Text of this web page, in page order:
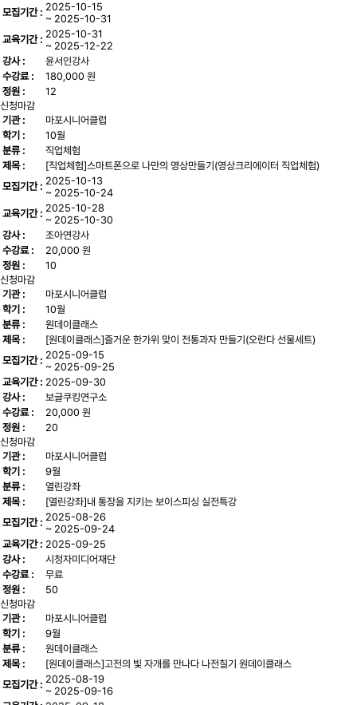
모집기간 : 2025-10-15
~ 2025-10-31
교육기간 : 2025-10-31
~ 2025-12-22
강사 :
윤서인강사
수강료 :
180,000 원
정원 :
12
신청마감
기관 :
마포시니어클럽
학기 :
10월
분류 :
직업체험
제목 :
[직업체험]스마트폰으로 나만의 영상만들기(영상크리에이터 직업체험)
모집기간 : 2025-10-13
~ 2025-10-24
교육기간 : 2025-10-28
~ 2025-10-30
강사 :
조아연강사
수강료 :
20,000 원
정원 :
10
신청마감
기관 :
마포시니어클럽
학기 :
10월
분류 :
원데이클래스
제목 :
[원데이클래스]즐거운 한가위 맞이 전통과자 만들기(오란다 선물세트)
모집기간 : 2025-09-15
~ 2025-09-25
교육기간 : 2025-09-30
강사 :
보글쿠킹연구소
수강료 :
20,000 원
정원 :
20
신청마감
기관 :
마포시니어클럽
학기 :
9월
분류 :
열린강좌
제목 :
[열린강좌]내 통장을 지키는 보이스피싱 실전특강
모집기간 : 2025-08-26
~ 2025-09-24
교육기간 : 2025-09-25
강사 :
시청자미디어재단
수강료 :
무료
정원 :
50
신청마감
기관 :
마포시니어클럽
학기 :
9월
분류 :
원데이클래스
제목 :
[원데이클래스]고전의 빛 자개를 만나다 나전칠기 원데이클래스
모집기간 : 2025-08-19
~ 2025-09-16